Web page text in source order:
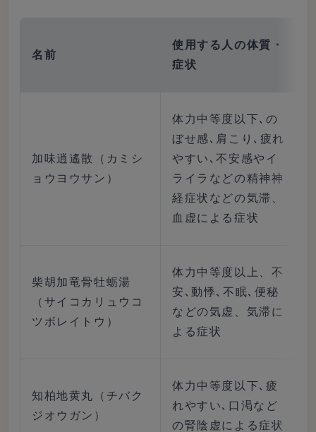
名前
使用する人の体質・
症状
加味逍遙散（カミシ
ョウヨウサン）
体力中等度以下､の
ぼせ感､肩こり､疲れ
やすい､不安感やイ
ライラなどの精神神
経症状などの気滞、
血虚による症状
柴胡加竜骨牡蛎湯
（サイコカリュウコ
ツボレイトウ）
体力中等度以上、不
安､動悸､不眠､便秘
などの気虚、気滞に
よる症状
知柏地黄丸（チバク
ジオウガン）
体力中等度以下､疲
れやすい､口渇など
の腎陰虚による症状